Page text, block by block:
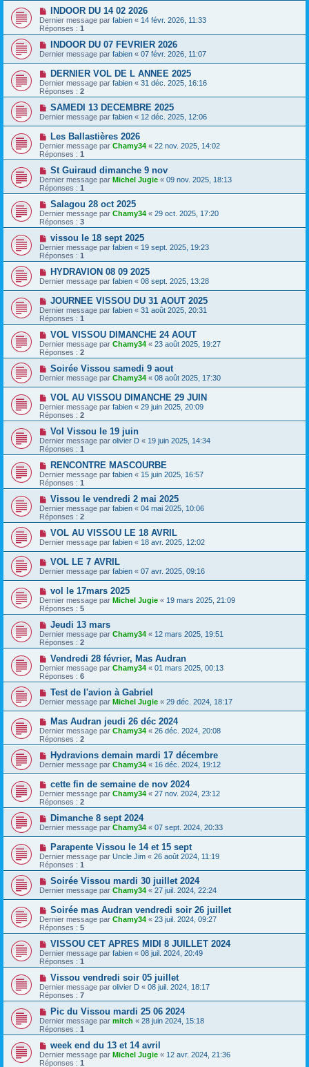
INDOOR DU 14 02 2026
Dernier message par fabien « 14 févr. 2026, 11:33
Réponses : 1
INDOOR DU 07 FEVRIER 2026
Dernier message par fabien « 07 févr. 2026, 11:07
DERNIER VOL DE L ANNEE 2025
Dernier message par fabien « 31 déc. 2025, 16:16
Réponses : 2
SAMEDI 13 DECEMBRE 2025
Dernier message par fabien « 12 déc. 2025, 12:06
Les Ballastières 2026
Dernier message par Chamy34 « 22 nov. 2025, 14:02
Réponses : 1
St Guiraud dimanche 9 nov
Dernier message par Michel Jugie « 09 nov. 2025, 18:13
Réponses : 1
Salagou 28 oct 2025
Dernier message par Chamy34 « 29 oct. 2025, 17:20
Réponses : 3
vissou le 18 sept 2025
Dernier message par fabien « 19 sept. 2025, 19:23
Réponses : 1
HYDRAVION 08 09 2025
Dernier message par fabien « 08 sept. 2025, 13:28
JOURNEE VISSOU DU 31 AOUT 2025
Dernier message par fabien « 31 août 2025, 20:31
Réponses : 1
VOL VISSOU DIMANCHE 24 AOUT
Dernier message par Chamy34 « 23 août 2025, 19:27
Réponses : 2
Soirée Vissou samedi 9 aout
Dernier message par Chamy34 « 08 août 2025, 17:30
VOL AU VISSOU DIMANCHE 29 JUIN
Dernier message par fabien « 29 juin 2025, 20:09
Réponses : 2
Vol Vissou le 19 juin
Dernier message par olivier D « 19 juin 2025, 14:34
Réponses : 1
RENCONTRE MASCOURBE
Dernier message par fabien « 15 juin 2025, 16:57
Réponses : 1
Vissou le vendredi 2 mai 2025
Dernier message par fabien « 04 mai 2025, 10:06
Réponses : 2
VOL AU VISSOU LE 18 AVRIL
Dernier message par fabien « 18 avr. 2025, 12:02
VOL LE 7 AVRIL
Dernier message par fabien « 07 avr. 2025, 09:16
vol le 17mars 2025
Dernier message par Michel Jugie « 19 mars 2025, 21:09
Réponses : 5
Jeudi 13 mars
Dernier message par Chamy34 « 12 mars 2025, 19:51
Réponses : 2
Vendredi 28 février, Mas Audran
Dernier message par Chamy34 « 01 mars 2025, 00:13
Réponses : 6
Test de l'avion à Gabriel
Dernier message par Michel Jugie « 29 déc. 2024, 18:17
Mas Audran jeudi 26 déc 2024
Dernier message par Chamy34 « 26 déc. 2024, 20:08
Réponses : 2
Hydravions demain mardi 17 décembre
Dernier message par Chamy34 « 16 déc. 2024, 19:12
cette fin de semaine de nov 2024
Dernier message par Chamy34 « 27 nov. 2024, 23:12
Réponses : 2
Dimanche 8 sept 2024
Dernier message par Chamy34 « 07 sept. 2024, 20:33
Parapente Vissou le 14 et 15 sept
Dernier message par Uncle Jim « 26 août 2024, 11:19
Réponses : 1
Soirée Vissou mardi 30 juillet 2024
Dernier message par Chamy34 « 27 juil. 2024, 22:24
Soirée mas Audran vendredi soir 26 juillet
Dernier message par Chamy34 « 23 juil. 2024, 09:27
Réponses : 5
VISSOU CET APRES MIDI 8 JUILLET 2024
Dernier message par fabien « 08 juil. 2024, 20:49
Réponses : 1
Vissou vendredi soir 05 juillet
Dernier message par olivier D « 08 juil. 2024, 18:17
Réponses : 7
Pic du Vissou mardi 25 06 2024
Dernier message par mitch « 28 juin 2024, 15:18
Réponses : 1
week end du 13 et 14 avril
Dernier message par Michel Jugie « 12 avr. 2024, 21:36
Réponses : 1